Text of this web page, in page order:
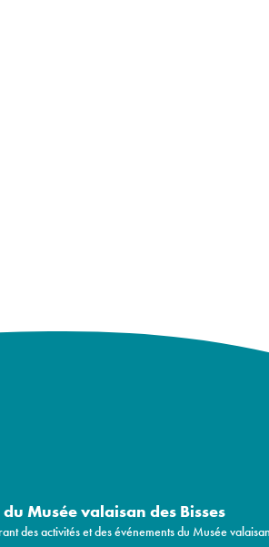
Musée valaisan des Bisses
des activités et des événements du Musée